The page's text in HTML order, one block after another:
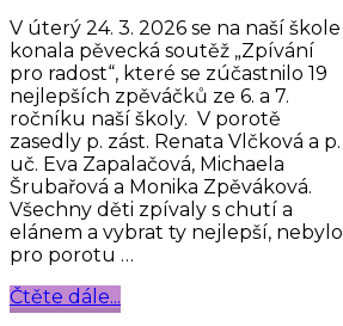
V úterý 24. 3. 2026 se na naší škole
konala pěvecká soutěž „Zpívání
pro radost“, které se zúčastnilo 19
nejlepších zpěváčků ze 6. a 7.
ročníku naší školy. V porotě
zasedly p. zást. Renata Vlčková a p.
uč. Eva Zapalačová, Michaela
Šrubařová a Monika Zpěváková.
Všechny děti zpívaly s chutí a
elánem a vybrat ty nejlepší, nebylo
pro porotu …
Čtěte dále...